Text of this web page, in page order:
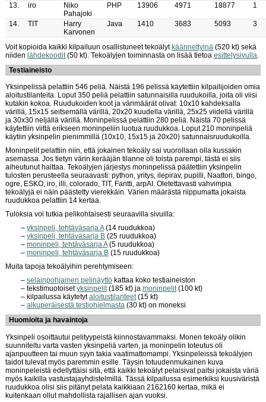
13. iro
Niko
Pahajoki
PHP 13906 4971 18877 1
14. TIT
Harry
Karvonen
Java 1410 3683 5093 3
Voit kopioida kaikki kilpailuun osallistuneet tekoälytkäännettyinä (520 kt) sekä
niiden lähdekoodit(50 kt). Tekoälyjen toiminnasta on lisää tietoa esittelysivulla.
Testiaineisto
Yksinpelissä pelattiin 546 peliä. Näistä 196 pelissä käytettiin kilpailijoiden omia
aloitustilanteita. Loput 350 peliä pelattiin satunnaisilla ruudukoilla, joita oli viisi
kutakin kokoa. Ruudukoiden koot ja värimäärät olivat: 10x10 kahdeksalla
värillä, 15x15 seitsemällä värillä, 20x20 kuudella värillä, 25x25 viidellä värillä
ja 30x30 neljällä värillä. Moninpelissä pelattiin 280 peliä. Näistä 70 pelissä
käytettiin viittä erikseen moninpeliin luotua ruudukkoa. Loput 210 moninpeliä
käytiin yksinpelin pienimmillä (10x10, 15x15 ja 20x20) satunnaisruudukoilla.
Moninpelit pelattiin niin, että jokainen tekoäly sai vuorollaan olla kussakin
asemassa. Jos tietyn värin kerääjän tilanne oli toista parempi, tästä ei siis
aiheutunut haittaa. Tekoälyjen järjestys moninpelissä päätettiin yksinpelin
tulosten perusteella seuraavasti: python, yritys, ilepirav, pupilli, Naattori, bingo,
ogre, ESKO, iro, illi, colorado, TIT, Fantti, arpAI. Oletettavasti vahvimpia
tekoälyjä ei näin päästetty vierekkäin. Värien määrästä riippumatta jokaista
ruudukkoa pelattiin 14 kertaa.
Tuloksia voi tutkia pelikohtaisesti seuraavilla sivuilla:
yksinpeli, tehtäväsarja A(14 ruudukkoa)
yksinpeli, tehtäväsarja B (25 ruudukkoa)
moninpeli, tehtäväsarja A(5 ruudukkoa)
moninpeli, tehtäväsarja B (15 ruudukkoa)
Muita tapoja tekoälyihin perehtymiseen:
selainpohjainen pelinäyttö kattaa koko testiaineiston
tekstimuotoisetyksinpelit(185 kt) ja moninpelit(100 kt)
kilpailussa käytetytaloitustilanteet(15 kt)
alkuperäisestä testiohjelmasta (30 kt) on moneksi
Huomioita ja havaintoja
Yksinpeli osoittautui pelityypeistä kiinnostavammaksi. Monen tekoäly olikin
suunniteltu varta vasten yksinpeliä varten, ja moninpelin toteutus oli
ajanpuutteen tai muun syyn takia vaatimattomampi. Yksinpeleissä tekoälyjen
taidot tulevat myös paremmin esille. Täysin totuudenmukainen kuva
moninpeleistä edellyttäisi sitä, että kaikki tekoälyt pelaisivat paitsi jokaista väriä
myös kaikilla vastustajayhdistelmillä. Tässä kilpailussa esimerkiksi kuusiväristä
ruudukkoa olisi siis pitänyt pelata kaikkiaan 2162160 kertaa, mikä ei
kuitenkaan ollut mahdollista rajallisen ajan vuoksi.